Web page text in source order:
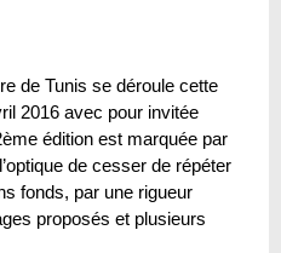
de Tunis se déroule cette
2016 avec pour invitée
édition est marquée par
de cesser de répéter
fonds, par une rigueur
proposés et plusieurs